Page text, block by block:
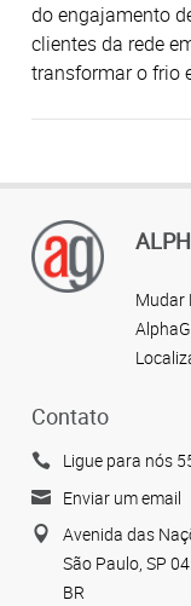
do engajamento
clientes da rede
transformar o frio
Mudar
Contato
Ligue para nós
Enviar um email
Avenida das
São Paulo, SP
BR